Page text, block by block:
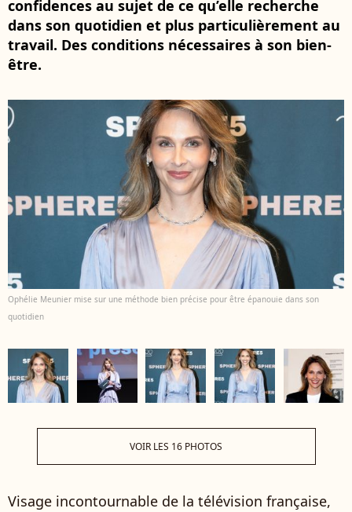
confidences au sujet de ce qu’elle recherche
dans son quotidien et plus particulièrement au
travail. Des conditions nécessaires à son bien-
être.
Ophélie Meunier mise sur une méthode bien précise pour être épanouie dans son
quotidien
VOIR LES 16 PHOTOS
Visage incontournable de la télévision française,